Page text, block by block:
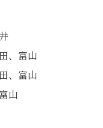
、富山
、富山
山